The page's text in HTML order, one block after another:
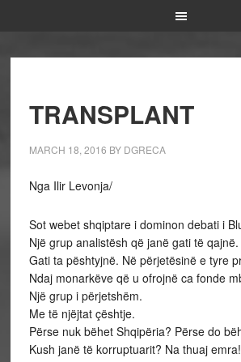
TRANSPLANT
MARCH 18, 2016 BY DGRECA
Nga Ilir Levonja/
Sot webet shqiptare i dominon debati i
Një grup analistësh që janë gati të
Gati ta pështyjnë. Në përjetësinë e tyre
Ndaj monarkëve që u ofrojnë ca fonde
Një grup i përjetshëm.
Me të njëjtat çështje.
Përse nuk bëhet Shqipëria? Përse do
Kush janë të korruptuarit? Na thuaj